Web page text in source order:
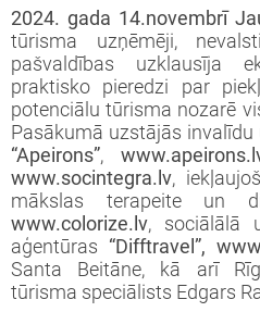
2024. gada 14.novembrī
tūrisma uzņēmēji,
pašvaldības uzklausīja
praktisko pieredzi par
potenciālu tūrisma nozarē
Pasākumā uzstājās invalīdu
“Apeirons”,
www.socintegra.lv,
mākslas terapeite un
www.colorize.lv, sociālālā
aģentūras “Difftravel”,
Santa Beitāne, kā arī
tūrisma speciālists Edgars
un rekvizīti
projekti
semināri
“LEADER pieejas
(ELFLA)”
“LEADER pieejas
(EZF)”
projekti
iesniegumu veidlapas
semināri
iesniegumu vērtēšanas
apstiprinātie projekti